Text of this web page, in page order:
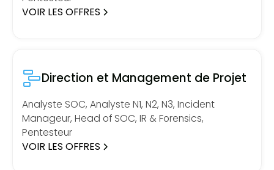
VOIR LES OFFRES
Direction et Management de Projet
Analyste SOC, Analyste N1, N2, N3, Incident
Manageur, Head of SOC, IR & Forensics,
Pentesteur
VOIR LES OFFRES